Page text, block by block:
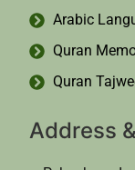
Arabic
Quran
Quran
Address